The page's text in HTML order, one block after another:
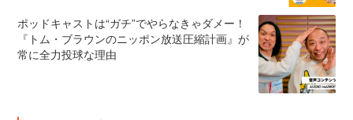
ポッドキャストは“ガチ”でやらなきゃダメー！
『トム・ブラウンのニッポン放送圧縮計画』が
常に全力投球な理由